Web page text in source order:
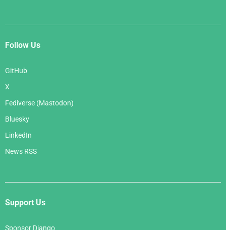
Follow Us
GitHub
X
Fediverse (Mastodon)
Bluesky
LinkedIn
News RSS
Support Us
Sponsor Django